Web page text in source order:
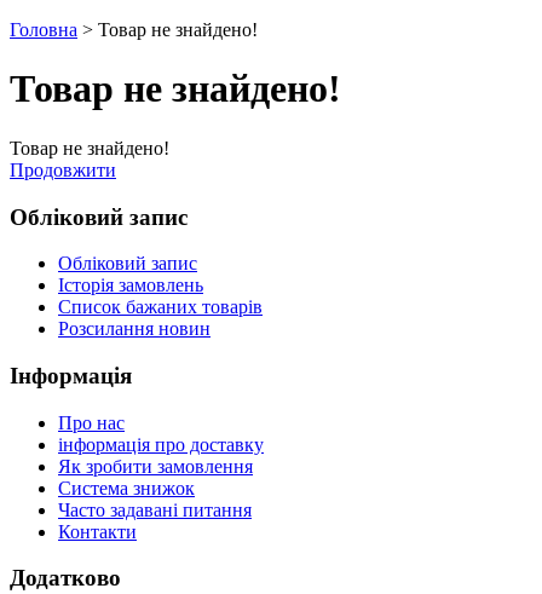
Головна > Товар не знайдено!
Товар не знайдено!
Товар не знайдено!
Продовжити
Обліковий запис
Обліковий запис
Історія замовлень
Список бажаних товарів
Розсилання новин
Інформація
Про нас
інформація про доставку
Як зробити замовлення
Система знижок
Часто задавані питання
Контакти
Додатково